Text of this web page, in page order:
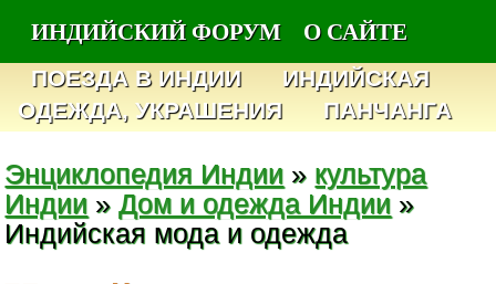
ИНДИЙСКИЙ ФОРУМ
О САЙТЕ
ПОЕЗДА В ИНДИИ
ИНДИЙСКАЯ
ОДЕЖДА, УКРАШЕНИЯ
ПАНЧАНГА
Энциклопедия Индии » культура
Индии »Дом и одежда Индии »
Индийская мода и одежда